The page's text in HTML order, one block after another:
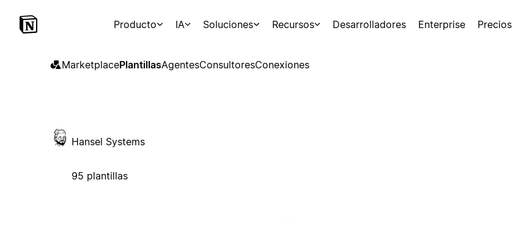
Producto IA Soluciones Recursos Desarrolladores Enterprise Precios
MarketplacePlantillasAgentesConsultoresConexiones
Hansel Systems
95 plantillas